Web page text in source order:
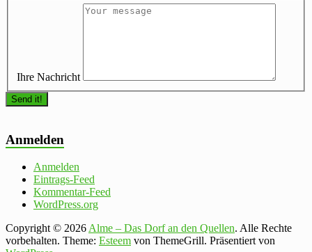
Ihre Nachricht
Anmelden
Anmelden
Eintrags-Feed
Kommentar-Feed
WordPress.org
Copyright © 2026 Alme – Das Dorf an den Quellen. Alle Rechte
vorbehalten. Theme: Esteem von ThemeGrill. Präsentiert von